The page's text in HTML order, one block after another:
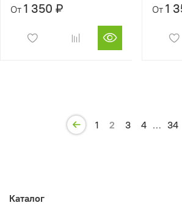
От 1 350 ₽ От 1
1 2 3 4 … 34
Каталог